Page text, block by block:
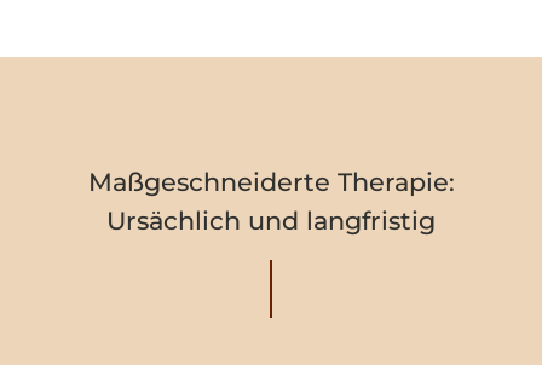
Maßgeschneiderte Therapie:
Ursächlich und langfristig